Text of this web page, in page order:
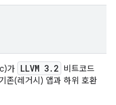
가 LLVM 3.2 비트코드
존(레거시) 앱과 하위 호환